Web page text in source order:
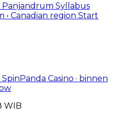
Panjandrum Syllabus
• Canadian region Start
Casino · binnen
WIB